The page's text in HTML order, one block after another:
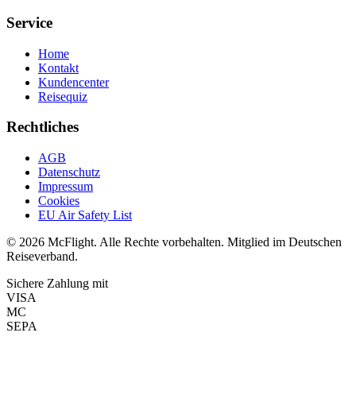
Service
Home
Kontakt
Kundencenter
Reisequiz
Rechtliches
AGB
Datenschutz
Impressum
Cookies
EU Air Safety List
© 2026 McFlight. Alle Rechte vorbehalten. Mitglied im Deutschen
Reiseverband.
Sichere Zahlung mit
VISA
MC
SEPA